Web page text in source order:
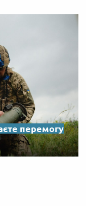
перемогу